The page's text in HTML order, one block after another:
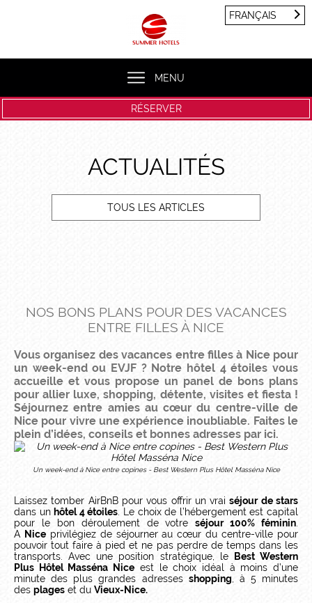
MENU
FRANÇAIS
RÉSERVER
ACTUALITÉS
TOUS LES ARTICLES
NOS BONS PLANS POUR DES VACANCES
ENTRE FILLES À NICE
Vous organisez des vacances entre filles à Nice pour
un week-end ou EVJF ? Notre hôtel 4 étoiles vous
accueille et vous propose un panel de bons plans
pour allier luxe, shopping, détente, visites et fiesta !
Séjournez entre amies au cœur du centre-ville de
Nice pour vivre une expérience inoubliable. Faites le
plein d’idées, conseils et bonnes adresses par ici.
Un week-end à Nice entre copines - Best Western Plus Hôtel Masséna Nice
Laissez tomber AirBnB pour vous offrir un vraiséjour de stars
dans un hôtel 4 étoiles . Le choix de l’hébergement est capital
pour le bon déroulement de votreséjour 100% féminin
A Niceprivilégiez de séjourner au cœur du centre-ville pour
pouvoir tout faire à pied et ne pas perdre de temps dans les
transports. Avec une position stratégique, le
Best Western
Plus Hôtel Masséna Nice est le choix idéal à moins d’une
minute des plus grandes adresses shopping , à 5 minutes
des plages et du Vieux-Nice.